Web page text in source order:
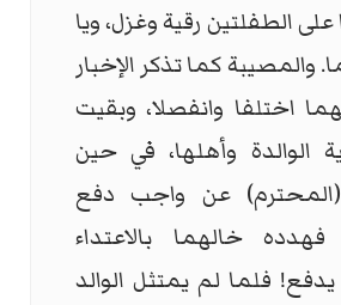
الطفلتين رقية وغزل، ويا
كما تذكر الإخبار
اختلفا وانفصلا، وبقيت
الوالدة وأهلها، في حين
(المحترم) عن واجب دفع
خالهما بالاعتداء
فلما لم يمتثل الوالد